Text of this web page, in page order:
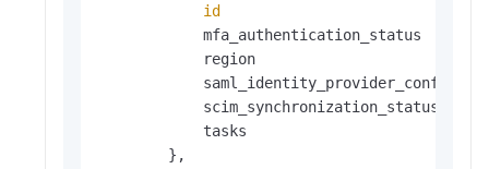
id
mfa_authentication_status
region
scim_synchronization_status
tasks                          =
        },